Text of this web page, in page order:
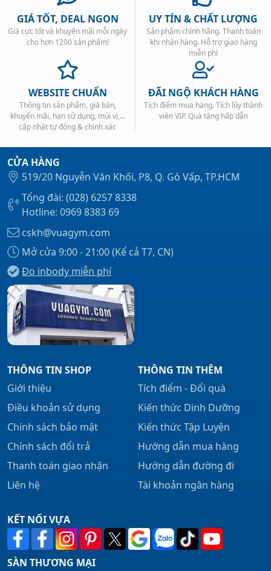
GIÁ TỐT, DEAL NGON
Giá cực tốt và khuyến mãi mỗi ngày
cho hơn 1200 sản phẩm!
UY TÍN & CHẤT LƯỢNG
Sản phẩm chính hãng. Thanh toán
khi nhận hàng. Hỗ trợ giao hàng
miễn phí
WEBSITE CHUẨN
Thông tin sản phẩm, giá bán,
khuyến mãi, hạn sử dụng, mùi vị,...
cập nhật tự động & chính xác
ĐÃI NGỘ KHÁCH HÀNG
Tích điểm mua hàng. Tích lũy thành
viên VIP. Quà tặng hấp dẫn
CỬA HÀNG
519/20 Nguyễn Văn Khối, P8, Q. Gò Vấp, TP.HCM
Tổng đài: (028) 6257 8338
Hotline: 0969 8383 69
cskh@vuagym.com
Mở cửa 9:00 - 21:00 (Kể cả T7, CN)
Đo inbody miễn phí
THÔNG TIN SHOP
Giới thiệu
Điều khoản sử dụng
Chính sách bảo mật
Chính sách đổi trả
Thanh toán giao nhận
Liên hệ
THÔNG TIN THÊM
Tích điểm - Đổi quà
Kiến thức Dinh Dưỡng
Kiến thức Tập Luyện
Hướng dẫn mua hàng
Hướng dẫn đường đi
Tài khoản ngân hàng
KẾT NỐI VỰA
SÀN THƯƠNG MẠI